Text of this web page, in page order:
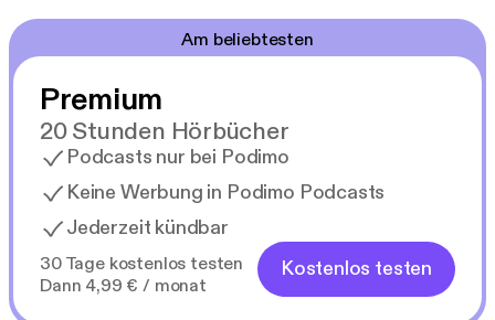
Am beliebtesten
Premium
20 Stunden Hörbücher
Podcasts nur bei Podimo
Keine Werbung in Podimo Podcasts
Jederzeit kündbar
30 Tage kostenlos testen
Dann 4,99 € / monat
Kostenlos testen